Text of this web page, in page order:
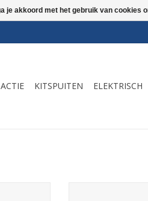
ACTIE KITSPUITEN ELEKTRISCH
je akkoord met het gebruik van cookies